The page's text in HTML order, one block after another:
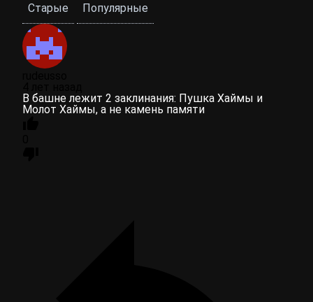
Старые Популярные
В башне лежит 2 заклинания: Пушка Хаймы и
Молот Хаймы, а не камень памяти